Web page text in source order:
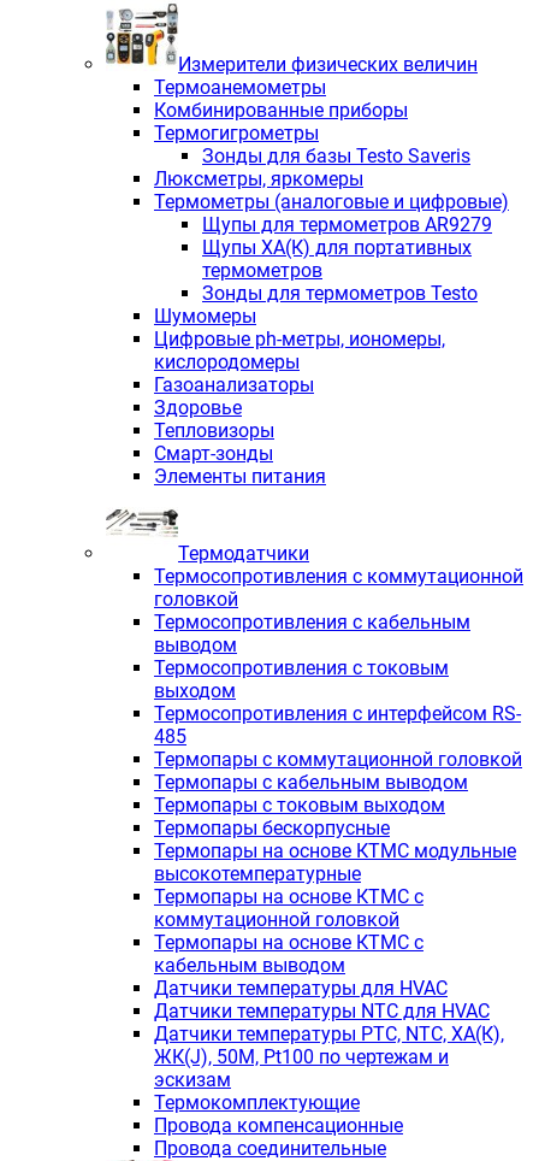
Измерители физических величин
Термоанемометры
Комбинированные приборы
Термогигрометры
Зонды для базы Testo Saveris
Люксметры, яркомеры
Термометры (аналоговые и цифровые)
Щупы для термометров AR9279
Щупы ХА(К) для портативных
термометров
Зонды для термометров Testo
Шумомеры
Цифровые ph-метры, иономеры,
кислородомеры
Газоанализаторы
Здоровье
Тепловизоры
Смарт-зонды
Элементы питания
Термодатчики
Термосопротивления с коммутационной
головкой
Термосопротивления с кабельным
выводом
Термосопротивления с токовым
выходом
Термосопротивления с интерфейсом RS-
485
Термопары с коммутационной головкой
Термопары с кабельным выводом
Термопары с токовым выходом
Термопары бескорпусные
Термопары на основе КТМС модульные
высокотемпературные
Термопары на основе КТМС с
коммутационной головкой
Термопары на основе КТМС с
кабельным выводом
Датчики температуры для HVAC
Датчики температуры NTC для HVAC
Датчики температуры PTС, NTC, ХА(К),
ЖК(J), 50М, Pt100 по чертежам и
эскизам
Термокомплектующие
Провода компенсационные
Провода соединительные